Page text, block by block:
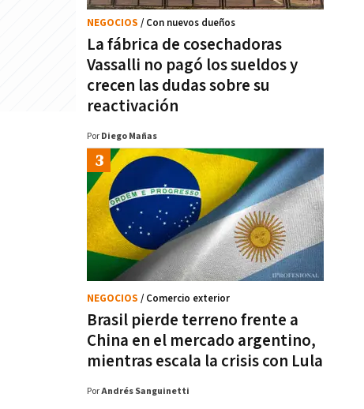
La fábrica de cosechadoras
Vassalli no pagó los sueldos y
crecen las dudas sobre su
reactivación
NEGOCIOS / Con nuevos dueños
Por Diego Mañas
Brasil pierde terreno frente a
China en el mercado argentino,
mientras escala la crisis con Lula
NEGOCIOS / Comercio exterior
PorAndrés Sanguinetti